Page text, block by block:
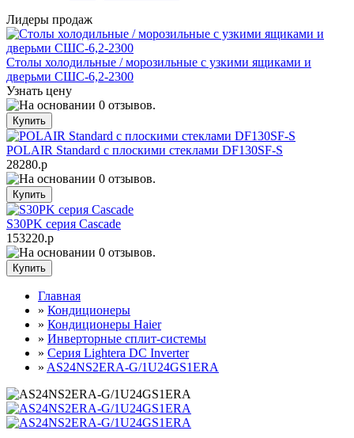
Лидеры продаж
Столы холодильные / морозильные с узкими ящиками и
дверьми СШС-6,2-2300
Узнать цену
POLAIR Standard с плоскими стеклами DF130SF-S
28280.р
S30PK серия Cascade
153220.р
Главная
» Кондиционеры
» Кондиционеры Haier
» Инверторные сплит-системы
» Серия Lightera DC Inverter
» AS24NS2ERA-G/1U24GS1ERA